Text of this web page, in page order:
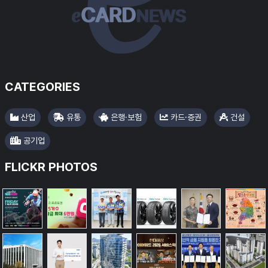
#컴투스
#한화리조트
#우리은
CATEGORIES
산업 유통 은행·보험 카드·증권 건설
공기업
FLICKR PHOTOS